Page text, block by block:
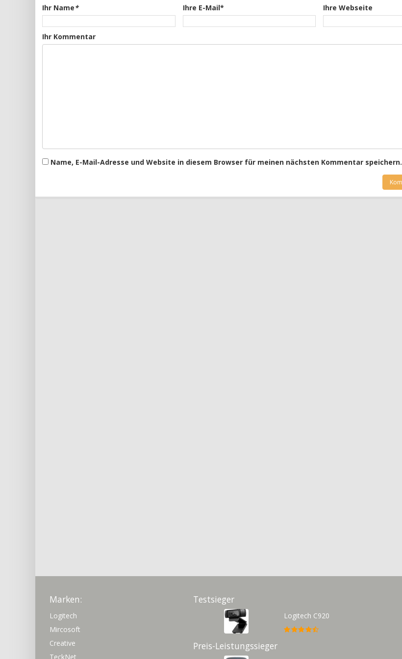
Ihr Name* Ihre E-Mail* Ihre Webseite
Ihr Kommentar
Name, E-Mail-Adresse und Website in diesem Browser für meinen nächsten Kommentar speichern.
Marken:
Logitech
Mircosoft
Creative
TeckNet
Testsieger
Logitech C920
Preis-Leistungssieger